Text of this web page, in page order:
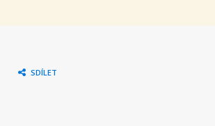
SDÍLET